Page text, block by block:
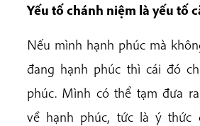
Yếu tố chánh niệm là yếu tố
Nếu mình hạnh phúc mà
đang hạnh phúc thì cái đó
phúc. Mình có thể tạm đưa
về hạnh phúc, tức là ý thức